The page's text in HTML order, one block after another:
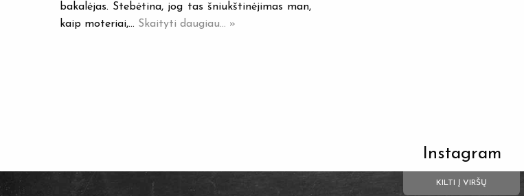
bakalėjas. Stebėtina, jog tas šniukštinėjimas man,
kaip moteriai,… Skaityti daugiau... »
Instagram
KILTI Į VIRŠŲ